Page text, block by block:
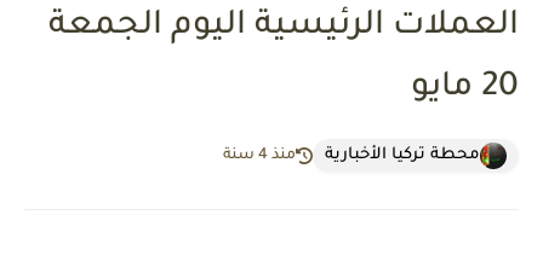
العملات الرئيسية اليوم الجمعة
20 مايو
محطة تركيا الأخبارية منذ 4 سنة